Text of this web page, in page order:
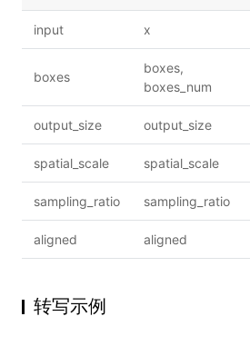
input x
boxes
boxes,
boxes_num
output_size output_size
spatial_scale spatial_scale
sampling_ratio sampling_ratio
aligned aligned
转写示例